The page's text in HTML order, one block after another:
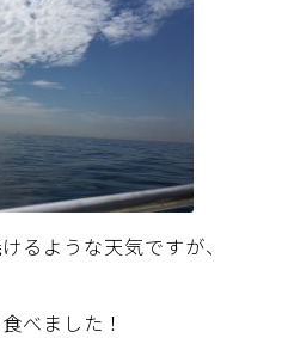
るような天気ですが、
べました！